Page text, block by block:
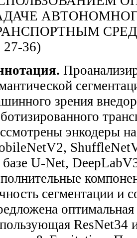
27-36)
зрения
энкодеры
базе U-Net,
сегментации и
ResNet34